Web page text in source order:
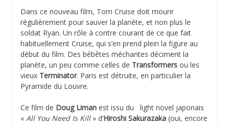
Dans ce nouveau film, Tom Cruise doit mourir
régulièrement pour sauver la planète, et non plus le
soldat Ryan. Un rôle à contre courant de ce que fait
habituellement Cruise, qui s’en prend plein la figure au
début du film. Des bébêtes méchantes déciment la
planète, un peu comme celles de Transformers ou les
vieux Terminator. Paris est détruite, en particulier la
Pyramide du Louvre.
Ce film de Doug Liman est issu du light novel japonais
« All You Need Is Kill» d’Hiroshi Sakurazaka (oui, encore